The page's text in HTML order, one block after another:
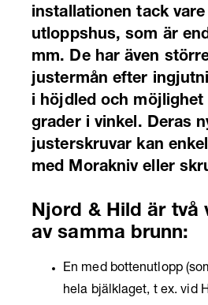
installationen tack
utloppshus, som är
mm. De har även
justermån efter
i höjdled och
grader i vinkel. Deras
justerskruvar kan
med Morakniv eller
Njord & Hild är två
av samma brunn:
En med bottenutlopp
hela bjälklaget, t ex. vid